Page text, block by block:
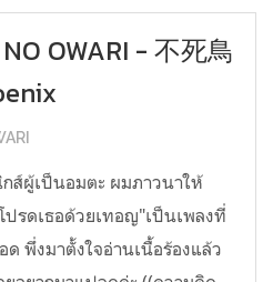
OWARI - 不死鳥
ส์ผู้เป็นอมตะ ผมภาวนาให้
รดเธอด้วยเทอญ"เป็นเพลงที่
พึ่งมาตั้งใจอ่านเนื้อร้องแล้ว